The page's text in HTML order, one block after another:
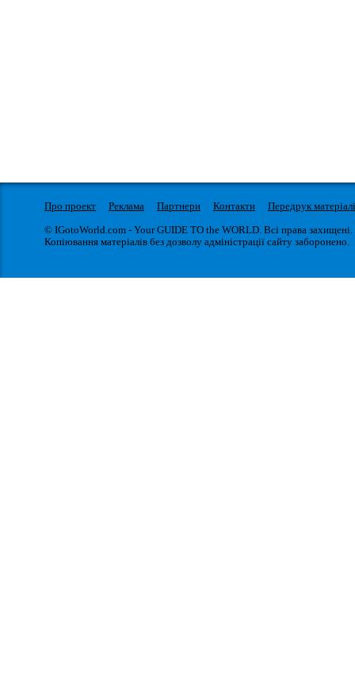
Про проект Реклама Партнери Контакти
Передрук
© IGotoWorld.com - Your GUIDE TO the WORLD. Всі права захищені.
Копіювання матеріалів без дозволу адміністрації сайту заборонено.